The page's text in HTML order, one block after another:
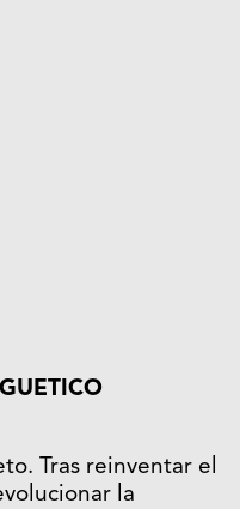
Tras reinventar el
la